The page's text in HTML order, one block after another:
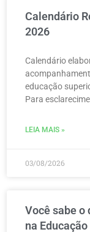
Calendário
2026
Calendário
educação
Para
LEIA MAIS »
03/08/2026
Você sabe o
na